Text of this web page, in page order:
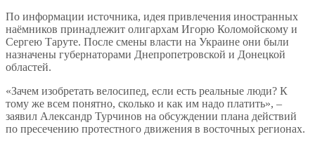
По информации источника, идея привлечения иностранных
наёмников принадлежит олигархам Игорю Коломойскому и
Сергею Таруте. После смены власти на Украине они были
назначены губернаторами Днепропетровской и Донецкой
областей.
«Зачем изобретать велосипед, если есть реальные люди? К
тому же всем понятно, сколько и как им надо платить», –
заявил Александр Турчинов на обсуждении плана действий
по пресечению протестного движения в восточных регионах.